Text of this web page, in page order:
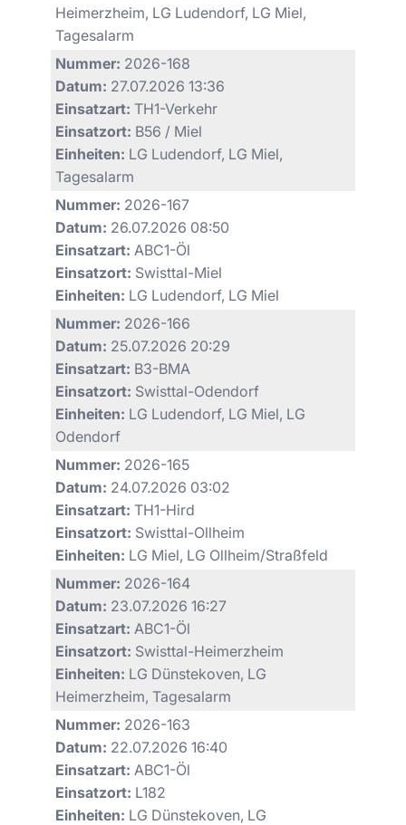
Heimerzheim, LG Ludendorf, LG Miel,
Tagesalarm
Nummer: 2026-168
Datum: 27.07.2026 13:36
Einsatzart: TH1-Verkehr
Einsatzort: B56 / Miel
Einheiten: LG Ludendorf, LG Miel,
Tagesalarm
Nummer: 2026-167
Datum: 26.07.2026 08:50
Einsatzart: ABC1-Öl
Einsatzort: Swisttal-Miel
Einheiten: LG Ludendorf, LG Miel
Nummer: 2026-166
Datum: 25.07.2026 20:29
Einsatzart: B3-BMA
Einsatzort: Swisttal-Odendorf
Einheiten: LG Ludendorf, LG Miel, LG
Odendorf
Nummer: 2026-165
Datum: 24.07.2026 03:02
Einsatzart: TH1-Hird
Einsatzort: Swisttal-Ollheim
Einheiten: LG Miel, LG Ollheim/Straßfeld
Nummer: 2026-164
Datum: 23.07.2026 16:27
Einsatzart: ABC1-Öl
Einsatzort: Swisttal-Heimerzheim
Einheiten: LG Dünstekoven, LG
Heimerzheim, Tagesalarm
Nummer: 2026-163
Datum: 22.07.2026 16:40
Einsatzart: ABC1-Öl
Einsatzort: L182
Einheiten: LG Dünstekoven, LG